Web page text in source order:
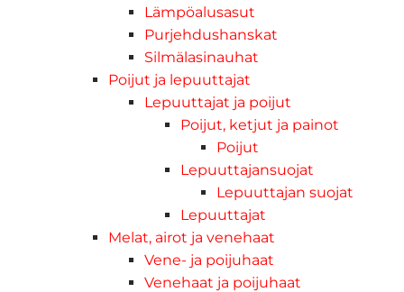
Lämpöalusasut
Purjehdushanskat
Silmälasinauhat
Poijut ja lepuuttajat
Lepuuttajat ja poijut
Poijut, ketjut ja painot
Poijut
Lepuuttajansuojat
Lepuuttajan suojat
Lepuuttajat
Melat, airot ja venehaat
Vene- ja poijuhaat
Venehaat ja poijuhaat